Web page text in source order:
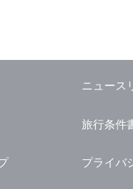
ニュース
旅行条件
プライバ